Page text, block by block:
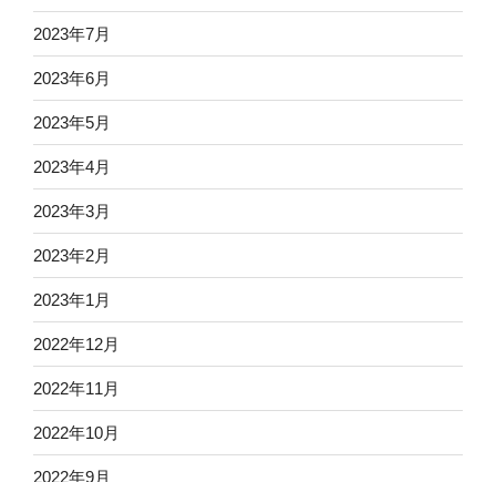
2023年7月
2023年6月
2023年5月
2023年4月
2023年3月
2023年2月
2023年1月
2022年12月
2022年11月
2022年10月
2022年9月